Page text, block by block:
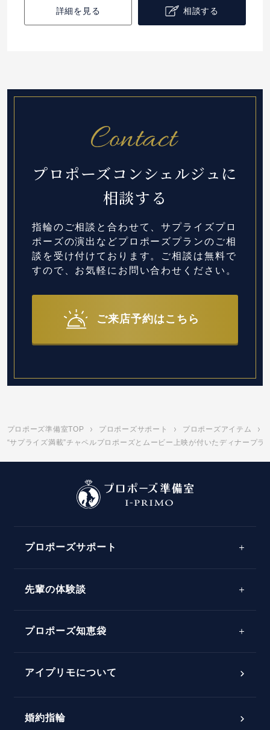
詳細を見る 相談する
プロポーズコンシェルジュに
相談する
指輪のご相談と合わせて、サプライズプロ
ポーズの演出などプロポーズプランのご相
談を受け付けております。 ご相談は無料で
すので、お気軽にお問い合わせください。
ご来店予約はこちら
プロポーズ準備室TOP プロポーズサポート プロポーズアイテム
“サプライズ満載”チャペルプロポーズとムービー上映が付いたディナープ
プロポーズサポート
プロポーズアイテム
先輩の体験談
プロポーズ知恵袋
アイプリモについて
婚約指輪